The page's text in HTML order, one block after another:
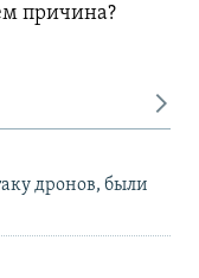
причина?
дронов, были